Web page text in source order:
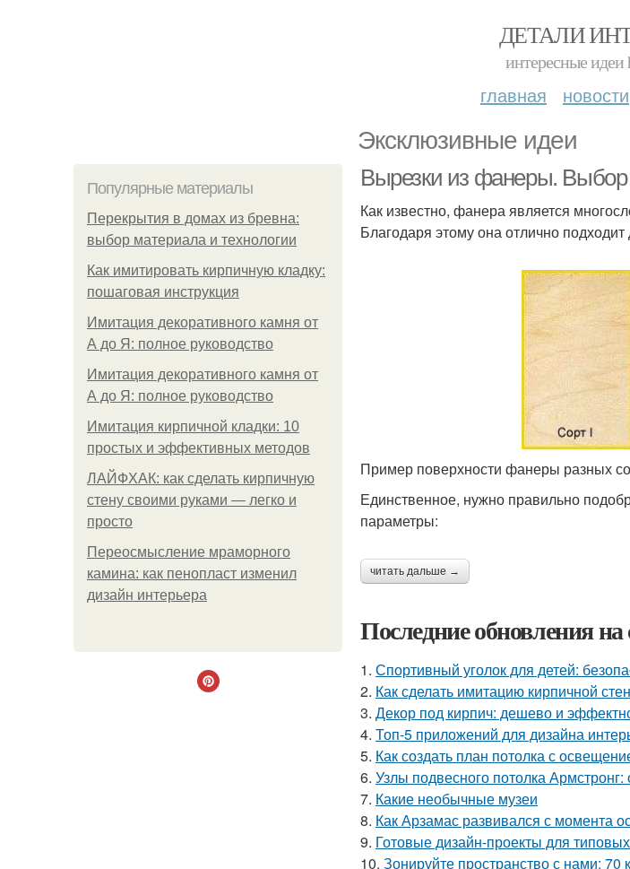
ДЕТАЛИ
интересные идеи
главная новости
Эксклюзивные идеи
Популярные материалы
Перекрытия в домах из бревна:
выбор материала и технологии
Как имитировать кирпичную кладку:
пошаговая инструкция
Имитация декоративного камня от
А до Я: полное руководство
Имитация декоративного камня от
А до Я: полное руководство
Имитация кирпичной кладки: 10
простых и эффективных методов
ЛАЙФХАК: как сделать кирпичную
стену своими руками — легко и
просто
Переосмысление мраморного
камина: как пенопласт изменил
дизайн интерьера
Вырезки из фанеры.
Как известно, фанера является
Благодаря этому она отлично подходит
Пример поверхности фанеры разных
Единственное, нужно правильно
параметры:
читать дальше →
Последние обновления на
1. Спортивный уголок для детей:
2. Как сделать имитацию кирпичной
3. Декор под кирпич: дешево и
4. Топ-5 приложений для дизайна
5. Как создать план потолка с
6. Узлы подвесного потолка Армстронг:
7. Какие необычные музеи
8. Как Арзамас развивался с момента
9. Готовые дизайн-проекты для
10. Зонируйте пространство с нами: